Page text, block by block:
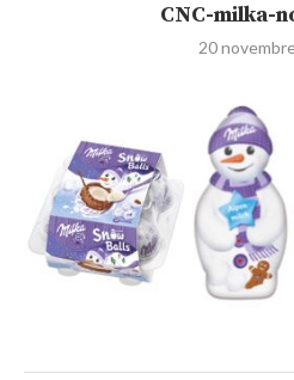
CNC-milka-
20